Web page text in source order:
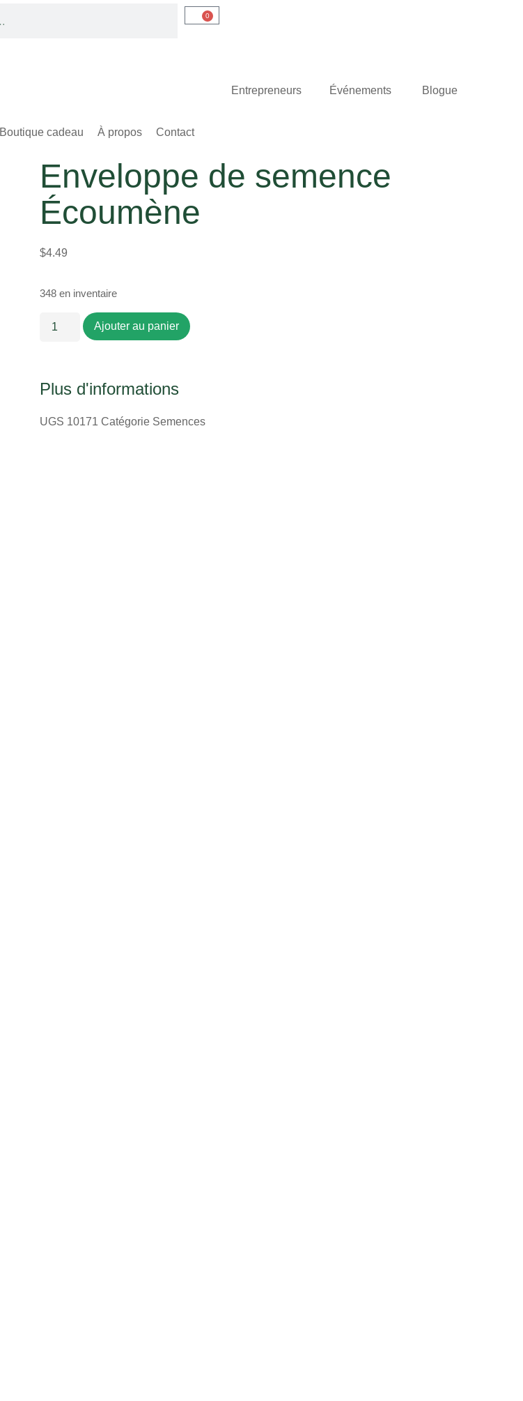
0
Entrepreneurs Événements Blogue
Boutique cadeau À propos Contact
Enveloppe de semence
Écoumène
$4.49
348 en inventaire
Ajouter au panier
Plus d'informations
UGS 10171 Catégorie Semences